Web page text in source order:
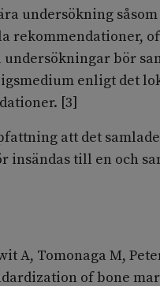
undersökning såsom
rekommendationer,
bör
enligt det
[3]
att det
insändas till en och
A, Tomonaga M,
of bone